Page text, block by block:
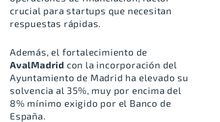
crucial para startups que necesitan
respuestas rápidas.
Además, el fortalecimiento de
AvalMadrid con la incorporación del
Ayuntamiento de Madrid ha elevado su
solvencia al 35%, muy por encima del
8% mínimo exigido por el Banco de
España.